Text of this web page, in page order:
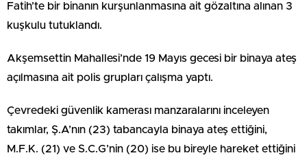
Fatih’te bir binanın kurşunlanmasına ait gözaltına alınan 3
kuşkulu tutuklandı.
Akşemsettin Mahallesi’nde 19 Mayıs gecesi bir binaya ateş
açılmasına ait polis grupları çalışma yaptı.
Çevredeki güvenlik kamerası manzaralarını inceleyen
takımlar, Ş.A’nın (23) tabancayla binaya ateş ettiğini,
M.F.K. (21) ve S.C.G’nin (20) ise bu bireyle hareket ettiğini